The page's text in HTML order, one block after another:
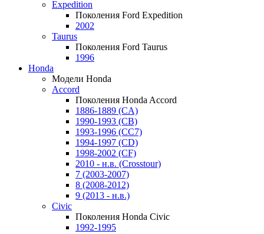
Expedition
Поколения Ford Expedition
2002
Taurus
Поколения Ford Taurus
1996
Honda
Модели Honda
Accord
Поколения Honda Accord
1886-1889 (CA)
1990-1993 (CB)
1993-1996 (CC7)
1994-1997 (CD)
1998-2002 (CF)
2010 - н.в. (Crosstour)
7 (2003-2007)
8 (2008-2012)
9 (2013 - н.в.)
Civic
Поколения Honda Civic
1992-1995